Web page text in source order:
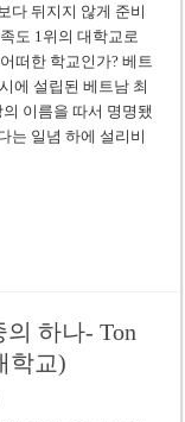
다 뒤지지 않게 준비
도 1위의 대학교로
떠한 학교인가? 베트
에 설립된 베트남 최
이름을 따서 명명됐
는 일념 하에 설리비
하나- Ton
학교)